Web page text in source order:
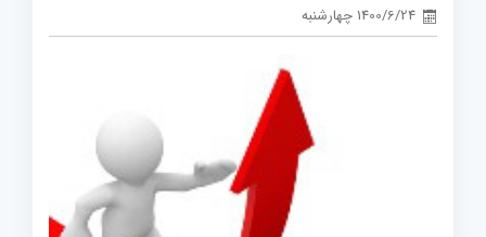
1400/6/24 چهارشنبه